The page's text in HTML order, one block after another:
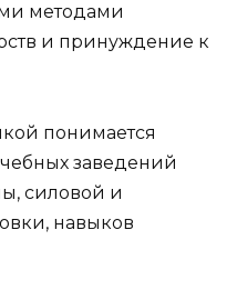
методами
и принуждение к
понимается
заведений
силовой и
навыков